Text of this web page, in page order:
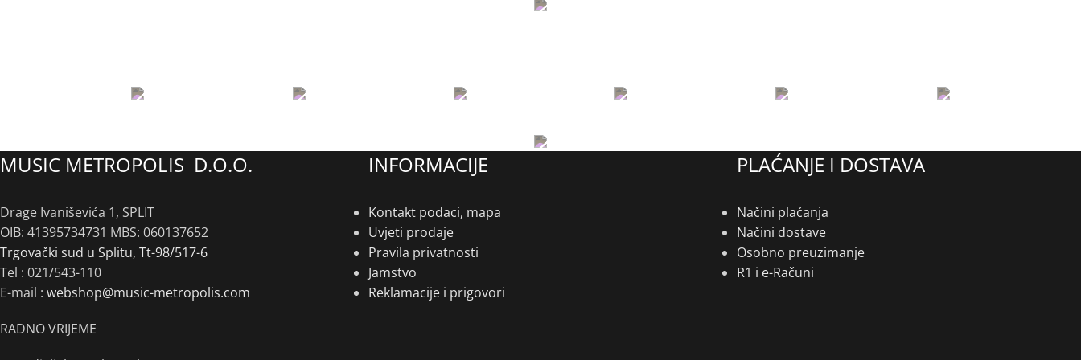
MUSIC METROPOLIS D.O.O.
Drage Ivaniševića 1, SPLIT
OIB: 41395734731 MBS: 060137652
Trgovački sud u Splitu, Tt-98/517-6
Tel : 021/543-110
E-mail : webshop@music-metropolis.com
RADNO VRIJEME
INFORMACIJE
Kontakt podaci, mapa
Uvjeti prodaje
Pravila privatnosti
Jamstvo
Reklamacije i prigovori
PLAĆANJE I DOSTAVA
Načini plaćanja
Načini dostave
Osobno preuzimanje
R1 i e-Računi